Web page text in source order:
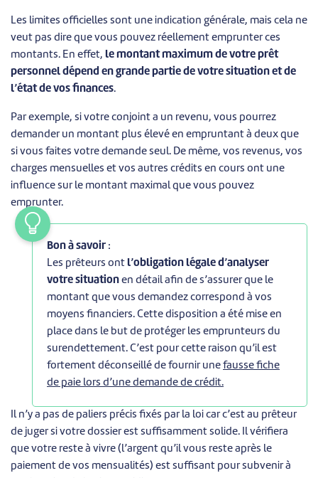
Les limites officielles sont une indication générale, mais cela ne
veut pas dire que vous pouvez réellement emprunter ces
montants. En effet, le montant maximum de votre prêt
personnel dépend en grande partie de votre situation et de
l’état de vos finances.
Par exemple, si votre conjoint a un revenu, vous pourrez
demander un montant plus élevé en empruntant à deux que
si vous faites votre demande seul. De même, vos revenus, vos
charges mensuelles et vos autres crédits en cours ont une
influence sur le montant maximal que vous pouvez
emprunter.
Bon à savoir :
Les prêteurs ont l’obligation légale d’analyser
votre situation en détail afin de s’assurer que le
montant que vous demandez correspond à vos
moyens financiers. Cette disposition a été mise en
place dans le but de protéger les emprunteurs du
surendettement. C’est pour cette raison qu’il est
fortement déconseillé de fournir une fausse fiche
de paie lors d’une demande de crédit.
Il n’y a pas de paliers précis fixés par la loi car c’est au prêteur
de juger si votre dossier est suffisamment solide. Il vérifiera
que votre reste à vivre (l’argent qu’il vous reste après le
paiement de vos mensualités) est suffisant pour subvenir à